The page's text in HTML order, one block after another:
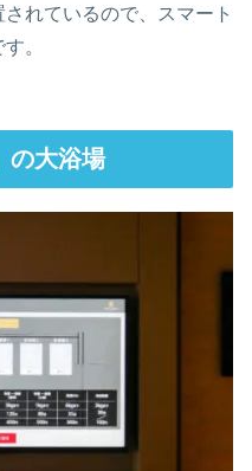
れているので、スマート
。
の大浴場